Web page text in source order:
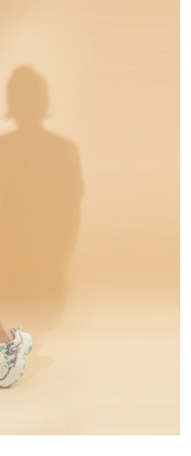
之用戶狀況，依本公司即
形，本公司將視審查結果
若發現惡意使用之情形，
度並採取法律行動。